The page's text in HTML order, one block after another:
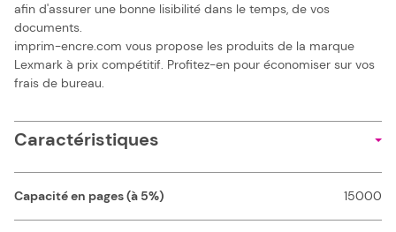
afin d'assurer une bonne lisibilité dans le temps, de vos
documents.
imprim-encre.com vous propose les produits de la marque
Lexmark à prix compétitif. Profitez-en pour économiser sur vos
frais de bureau.
Caractéristiques
Capacité en pages (à 5%) 15000